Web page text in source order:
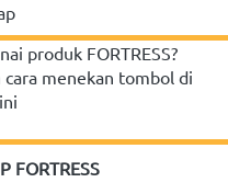
produk FORTRESS?
menekan tombol di
FORTRESS